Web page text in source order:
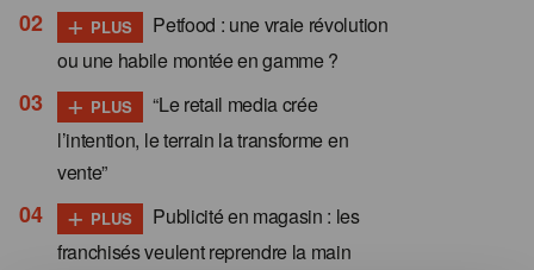
+ PLUS
Petfood : une vraie révolution
ou une habile montée en gamme ?
+ PLUS
“Le retail media crée
l’intention, le terrain la transforme en
vente”
+ PLUS
Publicité en magasin : les
franchisés veulent reprendre la main